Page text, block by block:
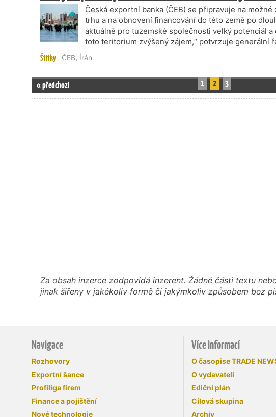
Česká exportní banka (ČEB) se připravuje na
trhu a na obnovení financování do této země po
aktuálně pro tuzemské společnosti velký potenciál
toto teritorium zvýšený zájem,“ potvrzuje generální
Štítky ČEB, Írán
« předchozí 1 2 3
Za obsah inzerce zodpovídá inzerent. Žádné části textu
jinak šířeny v jakékoliv formě či jakýmkoliv způsobem bez
Navigace
Rozhovory
Exportní šance
Profiliga firem
Finance a pojištění
Nové technologie
Více informací
O časopise TRADE
O vydavateli
Ediční plán
Cílová skupina
Archiv